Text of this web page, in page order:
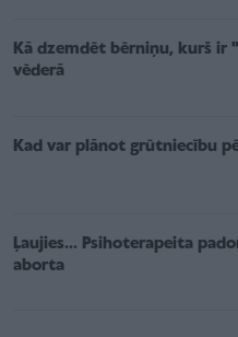
Kā dzemdēt bērniņu, kurš ir
vēderā
Kad var plānot grūtniecību
Ļaujies... Psihoterapeita
aborta